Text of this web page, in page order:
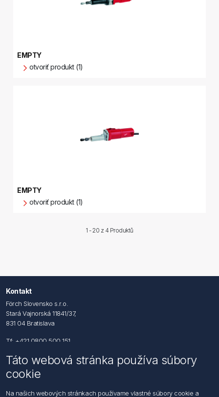
EMPTY
otvoriť produkt (1)
EMPTY
otvoriť produkt (1)
1 - 20 z 4 Produktů
Kontakt
Förch Slovensko s.r.o.
Stará Vajnorská 11841/37,
831 04 Bratislava
Tf: +421 0800 500 151
Email: office@foerch.sk
Kontaktujte nás
Táto webová stránka používa súbory
cookie
Na našich webových stránkach používame vlastné súbory cookie a